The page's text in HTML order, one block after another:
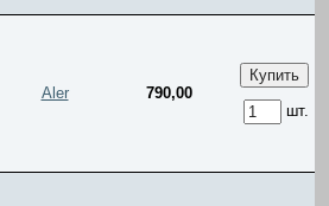
Aler
790,00
шт.